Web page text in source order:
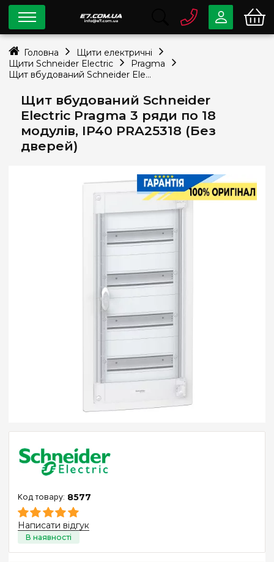
Щит вбудований Schneider
Electric Pragma 3 ряди по 18
модулів, IP40 PRA25318 (Без
дверей)
8577
Написати відгук
0 800
Безкоштовно
info@e7.com.ua
334-79-78
Viber Telegram
Головна
Щити електричні
Щити Schneider Electric
Pragma
Щит вбудований Schneider Electric Pragma 3 ряди по 18 модулів, IP40 PRA25318 (Без дверей)